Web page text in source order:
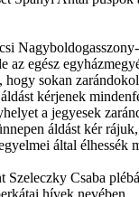
az egész
hogy sokan
kérjenek
a jegyesek
áldást kér
által élhessék
Szeleczky Csaba
hívek nevében.